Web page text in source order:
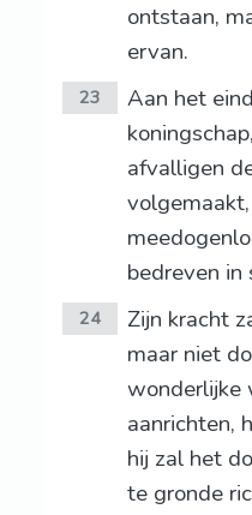
ontstaan,
ervan.
23
Aan het
afvalligen
bedreven in
24
Zijn kracht
maar niet
wonderlijke
aanrichten,
hij zal het
te gronde